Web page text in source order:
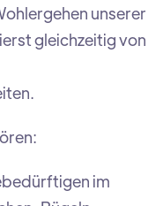
unserer
gleichzeitig von
im